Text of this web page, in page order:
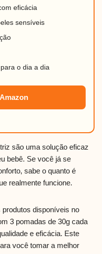
eficácia
sensíveis
o dia a dia
são uma solução eficaz
bebê. Se você já se
sabe o quanto é
realmente funcione.
disponíveis no
3 pomadas de 30g cada
e eficácia. Este
você tomar a melhor